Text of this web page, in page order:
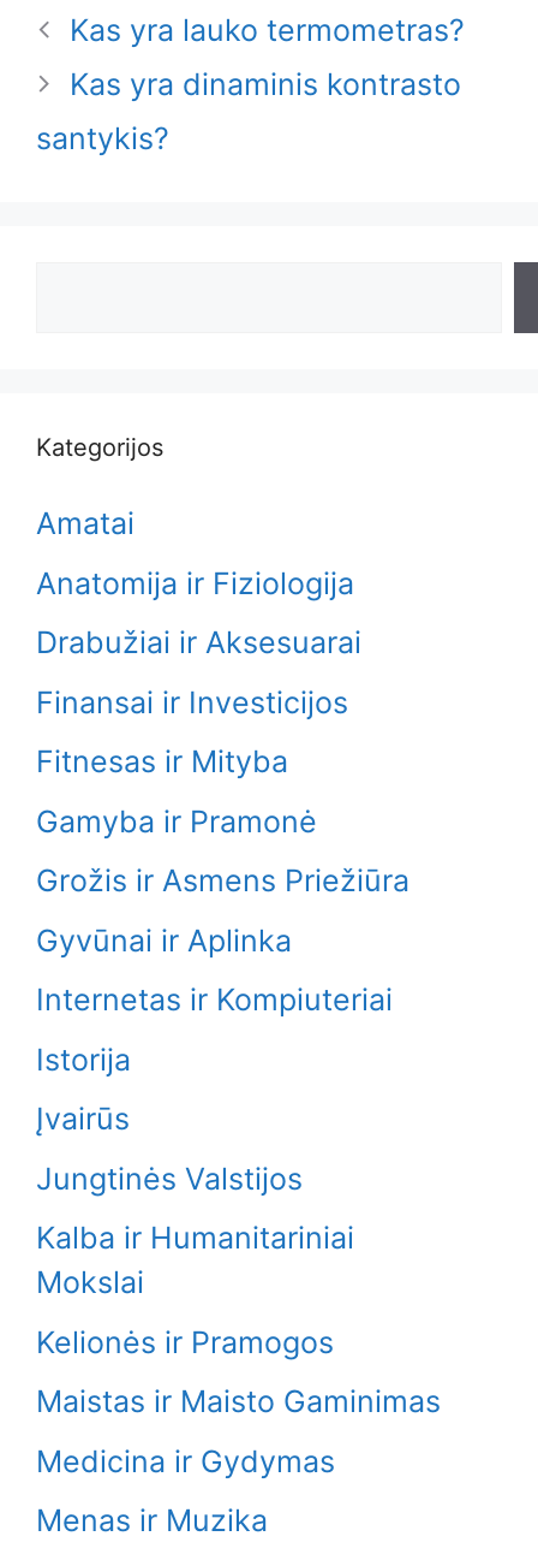
Kas yra lauko termometras?
Kas yra dinaminis kontrasto
santykis?
Kategorijos
Amatai
Anatomija ir Fiziologija
Drabužiai ir Aksesuarai
Finansai ir Investicijos
Fitnesas ir Mityba
Gamyba ir Pramonė
Grožis ir Asmens Priežiūra
Gyvūnai ir Aplinka
Internetas ir Kompiuteriai
Istorija
Įvairūs
Jungtinės Valstijos
Kalba ir Humanitariniai
Mokslai
Kelionės ir Pramogos
Maistas ir Maisto Gaminimas
Medicina ir Gydymas
Menas ir Muzika